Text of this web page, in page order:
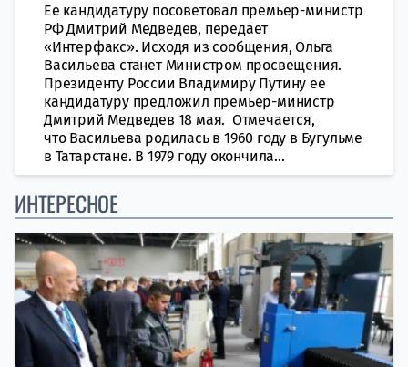
Ее кандидатуру посоветовал премьер-министр
РФ Дмитрий Медведев, передает
«Интерфакс». Исходя из сообщения, Ольга
Васильева станет Министром просвещения.
Президенту России Владимиру Путину ее
кандидатуру предложил премьер-министр
Дмитрий Медведев 18 мая. Отмечается,
что Васильева родилась в 1960 году в Бугульме
в Татарстане. В 1979 году окончила...
ИНТЕРЕСНОЕ